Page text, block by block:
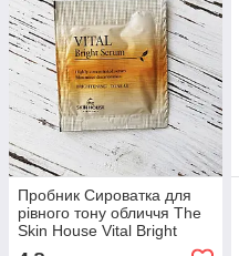
Пробник Сироватка для
рівного тону обличчя The
Skin House Vital Bright